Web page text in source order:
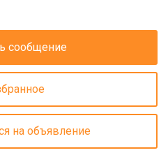
сообщение
на объявление